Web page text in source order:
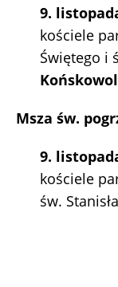
9.
kościele
Świętego i
Msza św.
9.
kościele
św.